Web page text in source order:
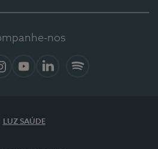
nos
LUZ SAÚDE